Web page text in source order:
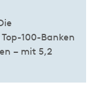
100-Banken
– mit 5,2